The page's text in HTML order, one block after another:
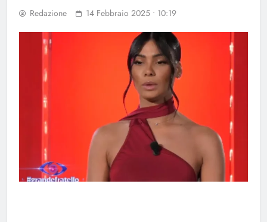
Redazione 14 Febbraio 2025 • 10:19